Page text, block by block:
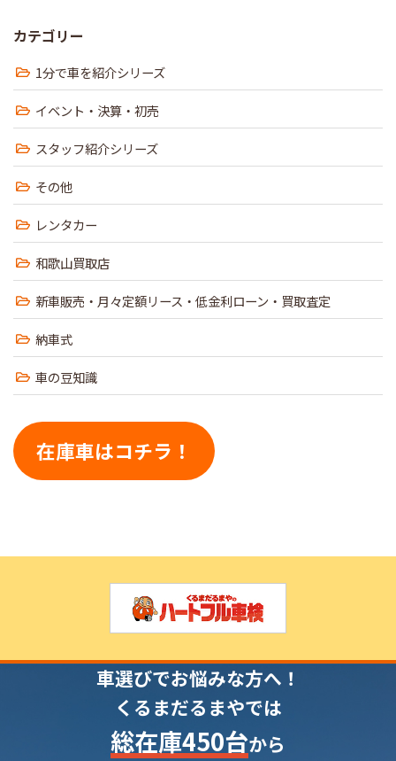
カテゴリー
1分で車を紹介シリーズ
イベント・決算・初売
スタッフ紹介シリーズ
その他
レンタカー
和歌山買取店
新車販売・月々定額リース・低金利ローン・買取査定
納車式
車の豆知識
在庫車はコチラ！
車選びでお悩みな方へ！
くるまだるまやでは
総在庫450台から